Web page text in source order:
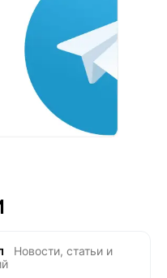
Новости, статьи и